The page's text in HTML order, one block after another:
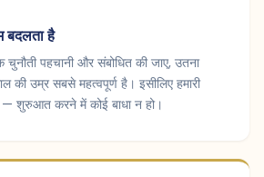
बदलता है
चुनौती पहचानी और संबोधित की जाए, उतना
की उम्र सबसे महत्वपूर्ण है। इसीलिए हमारी
— शुरुआत करने में कोई बाधा न हो।